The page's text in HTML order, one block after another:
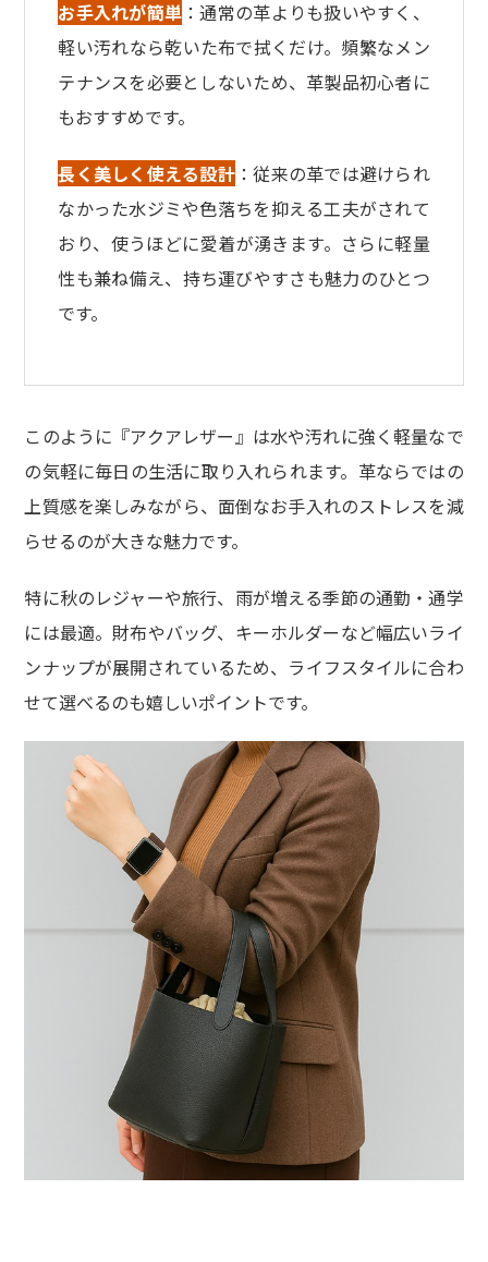
お手入れが簡単 ：通常の革よりも扱いやすく、
軽い汚れなら乾いた布で拭くだけ。頻繁なメン
テナンスを必要としないため、革製品初心者に
もおすすめです。
長く美しく使える設計 ：従来の革では避けられ
なかった水ジミや色落ちを抑える工夫がされて
おり、使うほどに愛着が湧きます。さらに軽量
性も兼ね備え、持ち運びやすさも魅力のひとつ
です。
このように『アクアレザー』は水や汚れに強く軽量なで
の気軽に毎日の生活に取り入れられます。革ならではの
上質感を楽しみながら、面倒なお手入れのストレスを減
らせるのが大きな魅力です。
特に秋のレジャーや旅行、雨が増える季節の通勤・通学
には最適。財布やバッグ、キーホルダーなど幅広いライ
ンナップが展開されているため、ライフスタイルに合わ
せて選べるのも嬉しいポイントです。